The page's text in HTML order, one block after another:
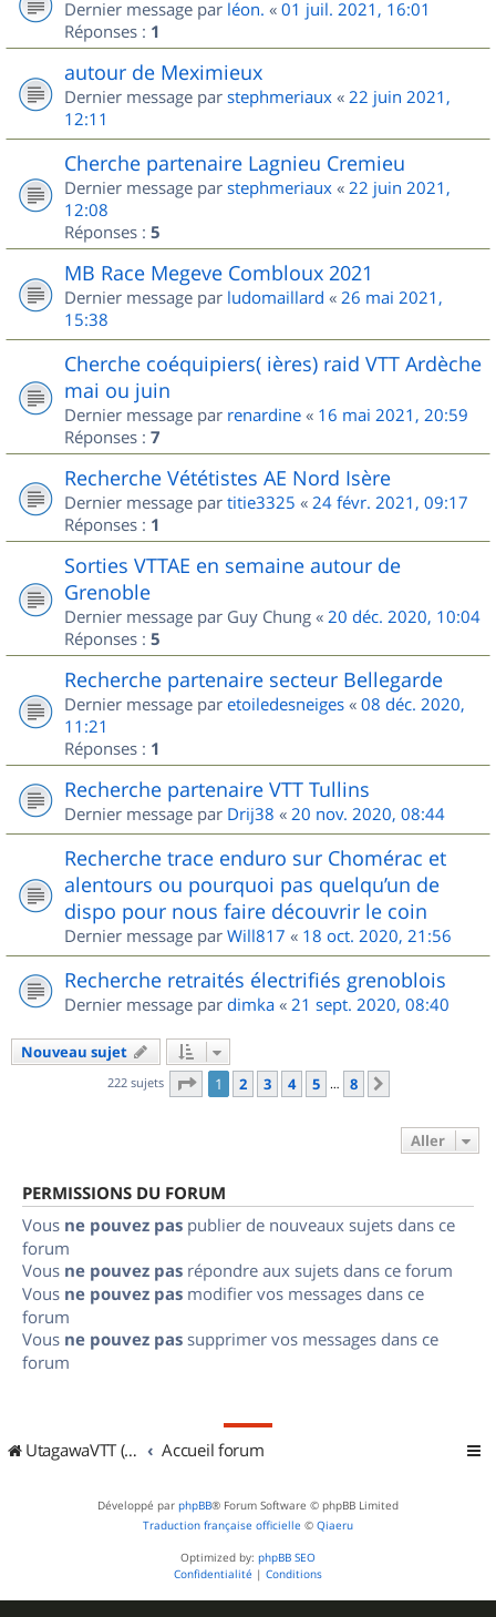
Dernier message par léon. « 01 juil. 2021, 16:01
Réponses : 1
autour de Meximieux
Dernier message par stephmeriaux « 22 juin 2021,
12:11
Cherche partenaire Lagnieu Cremieu
Dernier message par stephmeriaux « 22 juin 2021,
12:08
Réponses : 5
MB Race Megeve Combloux 2021
Dernier message par ludomaillard « 26 mai 2021,
15:38
Cherche coéquipiers( ières) raid VTT Ardèche
mai ou juin
Dernier message par renardine « 16 mai 2021, 20:59
Réponses : 7
Recherche Vététistes AE Nord Isère
Dernier message par titie3325 « 24 févr. 2021, 09:17
Réponses : 1
Sorties VTTAE en semaine autour de
Grenoble
Dernier message par Guy Chung « 20 déc. 2020, 10:04
Réponses : 5
Recherche partenaire secteur Bellegarde
Dernier message par etoiledesneiges « 08 déc. 2020,
11:21
Réponses : 1
Recherche partenaire VTT Tullins
Dernier message par Drij38 « 20 nov. 2020, 08:44
Recherche trace enduro sur Chomérac et
alentours ou pourquoi pas quelqu’un de
dispo pour nous faire découvrir le coin
Dernier message par Will817 « 18 oct. 2020, 21:56
Recherche retraités électrifiés grenoblois
Dernier message par dimka « 21 sept. 2020, 08:40
Nouveau sujet
222 sujets Page 1sur
1 2 3 4 5 … 8
Aller
PERMISSIONS DU FORUM
Vous ne pouvez pas publier de nouveaux sujets dans ce
forum
Vous ne pouvez pas répondre aux sujets dans ce forum
Vous ne pouvez pas modifier vos messages dans ce
forum
Vous ne pouvez pas supprimer vos messages dans ce
forum
UtagawaVTT (Randos VTT et VTTAE avec traces GPS) Accueil forum
Développé par phpBB® Forum Software © phpBB Limited
Traduction française officielle © Qiaeru
Optimized by: phpBB SEO
Confidentialité | Conditions